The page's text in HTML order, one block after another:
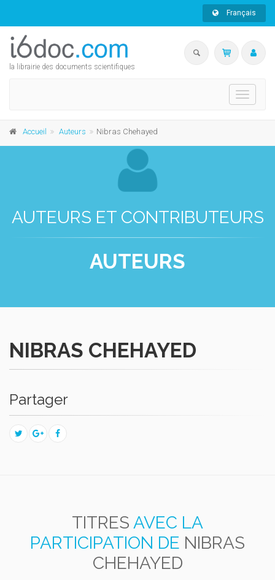
Français
la librairie des documents scientifiques
Toggle
Accueil Auteurs Nibras Chehayed
AUTEURS ET CONTRIBUTEURS
AUTEURS
NIBRAS CHEHAYED
Partager
TITRES AVEC LA
PARTICIPATION DE NIBRAS
CHEHAYED